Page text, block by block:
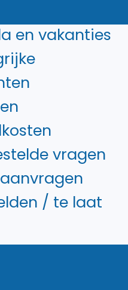
en vakanties
vragen
/ te laat